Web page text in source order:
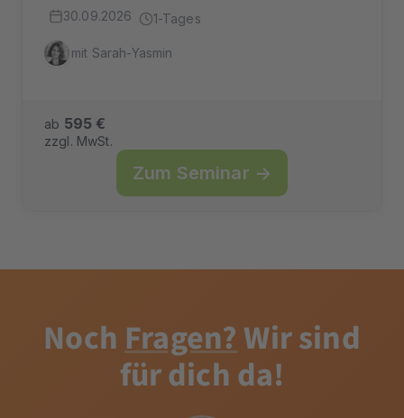
30.09.2026 1-Tages
mit Sarah-Yasmin
ab 595 €
zzgl. MwSt.
Zum Seminar →
NochFragen?Wir sind
für dich da!